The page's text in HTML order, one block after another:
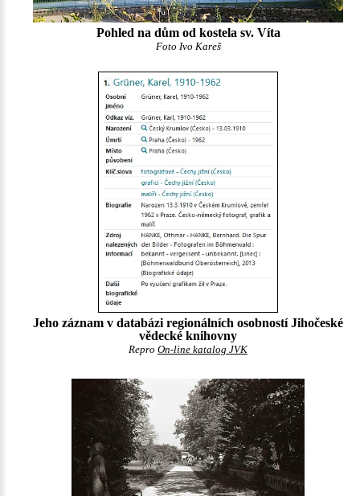
Pohled na dům od kostela sv. Víta
Foto Ivo Kareš
Jeho záznam v databázi regionálních osobností Jihočeské
vědecké knihovny
Repro On-line katalog JVK